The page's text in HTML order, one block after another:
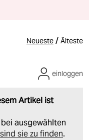
Neueste / Älteste
Artikel ist
ausgewählten
sie zu finden.
einloggen